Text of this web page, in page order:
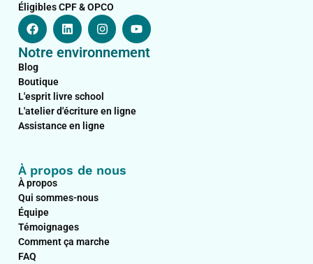
Éligibles CPF & OPCO
F
a
c
e
b
o
k
L
i
n
k
n
I
n
s
t
r
a
m
Y
o
u
t
Notre environnement
Blog
Boutique
L'esprit livre school
L'atelier d'écriture en ligne
Assistance en ligne
À propos de nous
À propos
Qui sommes-nous
Équipe
Témoignages
Comment ça marche
FAQ